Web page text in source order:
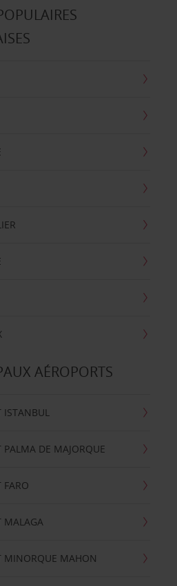
AÉROPORTS
ISTANBUL
PALMA DE MAJORQUE
FARO
MALAGA
MINORQUE MAHON